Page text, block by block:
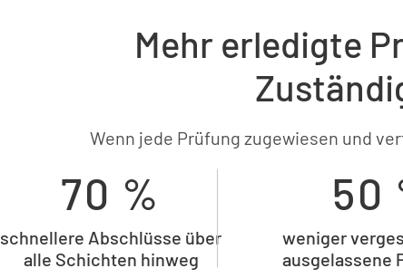
Mehr erledigte
Wenn jede Prüfung zugewiesen und
70 %
schnellere Abschlüsse über
alle Schichten hinweg
50
weniger
ausgelassene